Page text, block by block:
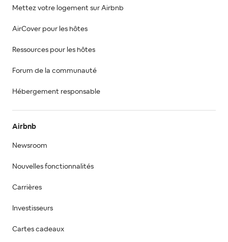
Mettez votre logement sur Airbnb
AirCover pour les hôtes
Ressources pour les hôtes
Forum de la communauté
Hébergement responsable
Airbnb
Newsroom
Nouvelles fonctionnalités
Carrières
Investisseurs
Cartes cadeaux